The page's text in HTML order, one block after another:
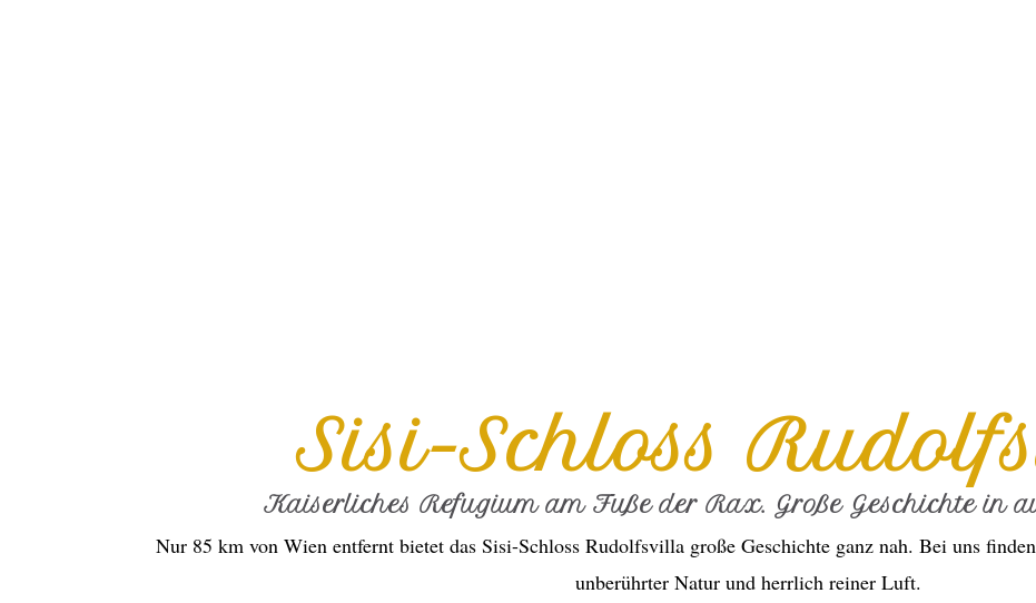
Sisi-Schloss
Kaiserliches Refugium am Fuße der Rax. Große Geschichte in
Nur 85 km von Wien entfernt bietet das Sisi-Schloss Rudolfsvilla große Geschichte ganz nah. Bei uns
unberührter Natur und herrlich reiner Luft.